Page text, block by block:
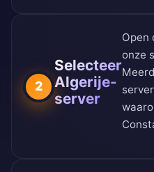
2
Selecteer
Algerije-
server
Open
onze